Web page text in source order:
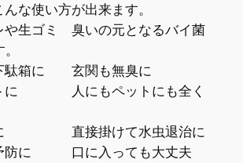
な使い方が出来ます。
ゴミ 臭いの元となるバイ菌
箱に 玄関も無臭に
人にもペットにも全く
直接掛けて水虫退治に
に 口に入っても大丈夫